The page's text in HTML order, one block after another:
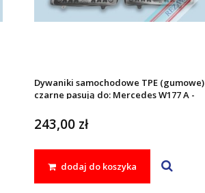
Dywaniki samochodowe TPE (gumowe)
czarne pasują do: Mercedes W177 A -
2018 - , CLA II C118 2019 -
243,00 zł
dodaj do koszyka